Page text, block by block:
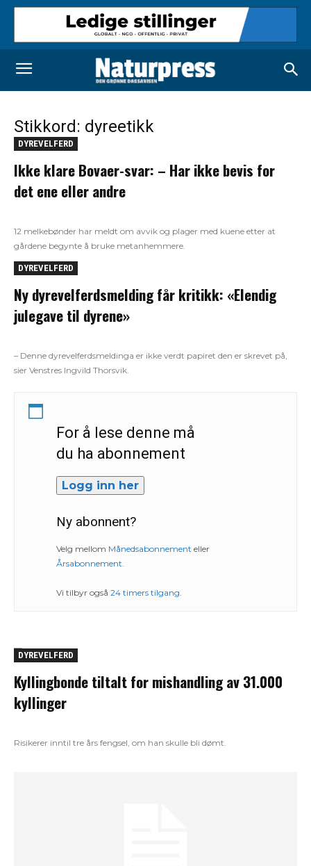
Stikkord: dyreetikk
DYREVELFERD
Ikke klare Bovaer-svar: – Har ikke bevis for
det ene eller andre
12 melkebønder har meldt om avvik og plager med kuene etter at
gårdene begynte å bruke metanhemmere.
DYREVELFERD
Ny dyrevelferdsmelding får kritikk: «Elendig
julegave til dyrene»
– Denne dyrevelferdsmeldinga er ikke verdt papiret den er skrevet på,
sier Venstres Ingvild Thorsvik.
For å lese denne må
du ha abonnement
Logg inn her
Ny abonnent?
Velg mellom Månedsabonnement eller
Årsabonnement.
Vi tilbyr også 24 timers tilgang.
DYREVELFERD
Kyllingbonde tiltalt for mishandling av 31.000
kyllinger
Risikerer inntil tre års fengsel, om han skulle bli dømt.